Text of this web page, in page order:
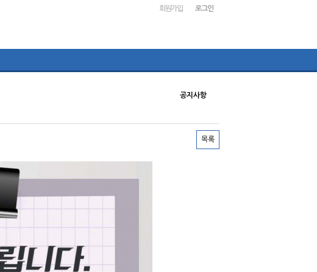
회원가입 로그인
공지사항
목록